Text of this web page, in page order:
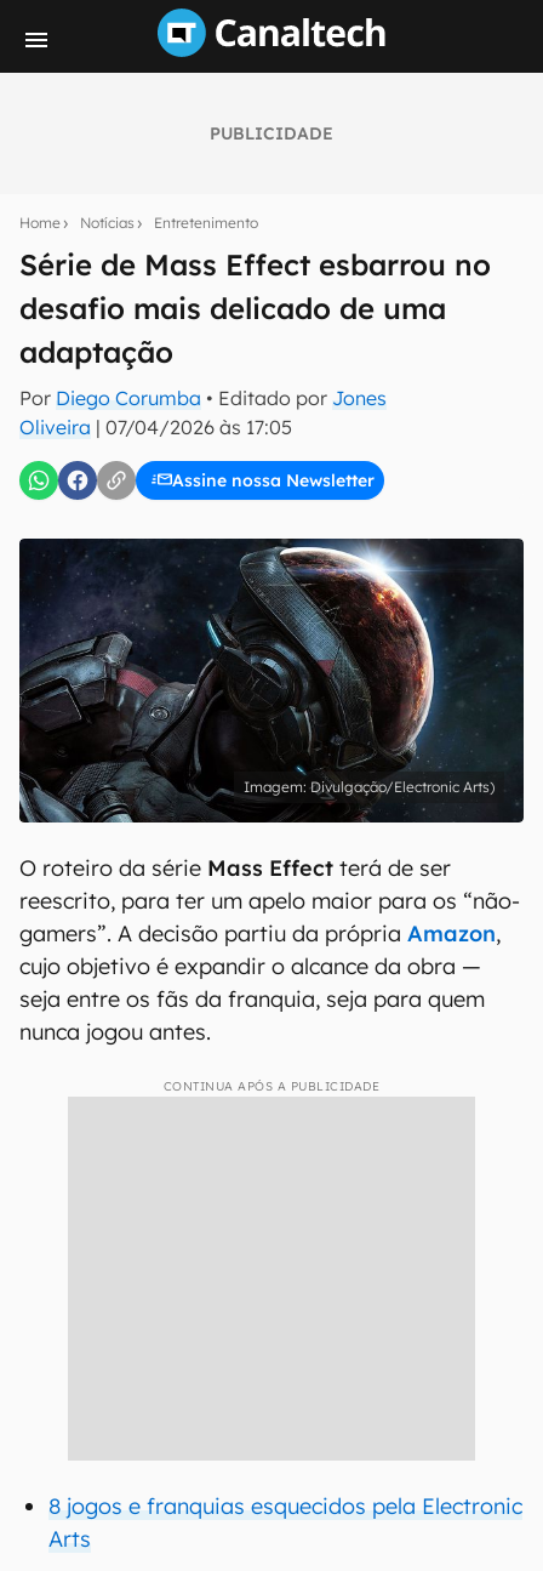
PUBLICIDADE
Home Notícias Entretenimento
Série de Mass Effect esbarrou no
desafio mais delicado de uma
adaptação
Por Diego Corumba • Editado por Jones
Oliveira | 07/04/2026 às 17:05
Assine nossa Newsletter
notícias e reviews sobre tecnologia em primeira
mão.
E-mail
inscreva-se
Confirmo que li, aceito e concordo com os Termos de
Uso e Política de Privacidade do Canaltech.
Divulgação/Electronic Arts)
O roteiro da série Mass Effect terá de ser
reescrito, para ter um apelo maior para os “não-
gamers”. A decisão partiu da própria Amazon,
cujo objetivo é expandir o alcance da obra —
seja entre os fãs da franquia, seja para quem
nunca jogou antes.
CONTINUA APÓS A PUBLICIDADE
8 jogos e franquias esquecidos pela Electronic
Arts